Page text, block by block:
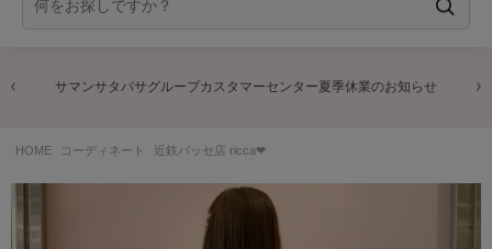
サマンサタバサグループカスタマーセンター夏季休業のお知らせ
HOME コーディネート 近鉄パッセ店 ricca❤︎